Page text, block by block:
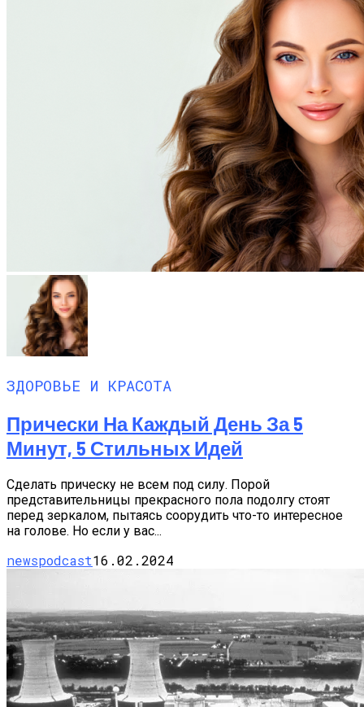
ЗДОРОВЬЕ И КРАСОТА
Прически На Каждый День За 5
Минут, 5 Стильных Идей
Сделать прическу не всем под силу. Порой
представительницы прекрасного пола подолгу стоят
перед зеркалом, пытаясь соорудить что-то интересное
на голове. Но если у вас...
newspodcast16.02.2024